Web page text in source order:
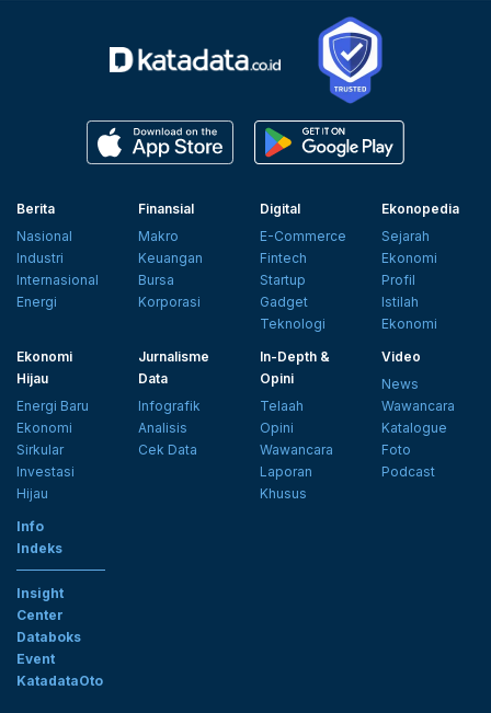
Berita
Nasional
Industri
Internasional
Energi
Finansial
Makro
Keuangan
Bursa
Korporasi
Digital
E-Commerce
Fintech
Startup
Gadget
Teknologi
Ekonopedia
Sejarah
Ekonomi
Profil
Istilah
Ekonomi
Ekonomi
Hijau
Energi Baru
Ekonomi
Sirkular
Investasi
Hijau
Jurnalisme
Data
Infografik
Analisis
Cek Data
In-Depth &
Opini
Telaah
Opini
Wawancara
Laporan
Khusus
Video
News
Wawancara
Katalogue
Foto
Podcast
Info
Indeks
Insight
Center
Databoks
Event
KatadataOto